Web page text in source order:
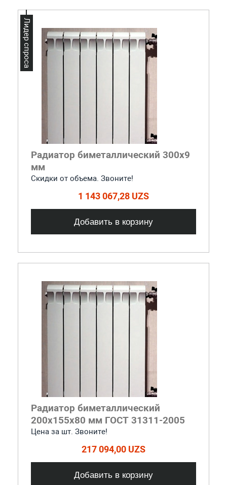
Радиатор биметаллический 300x9
мм
Скидки от объема. Звоните!
1 143 067,28 UZS
Добавить в корзину
Лидер спроса
Радиатор биметаллический
200x155x80 мм ГОСТ 31311-2005
Цена за шт. Звоните!
217 094,00 UZS
Добавить в корзину